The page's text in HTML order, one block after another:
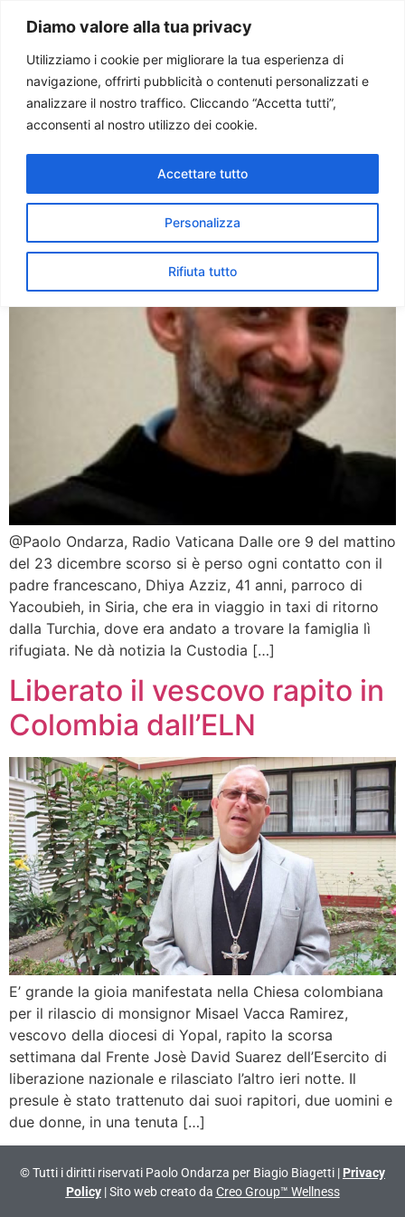
Diamo valore alla tua privacy
Utilizziamo i cookie per migliorare la tua esperienza di
navigazione, offrirti pubblicità o contenuti personalizzati e
analizzare il nostro traffico. Cliccando “Accetta tutti”,
acconsenti al nostro utilizzo dei cookie.
Personalizza
Rifiuta tutto
Accettare tutto
Paolo Ondarza
Tag:SEQUESTRO
Siria. Scomparso p. Dhya
Azziz. Non escluso il
@Paolo Ondarza, Radio Vaticana Dalle ore 9 del mattino
del 23 dicembre scorso si è perso ogni contatto con il
padre francescano, Dhiya Azziz, 41 anni, parroco di
Yacoubieh, in Siria, che era in viaggio in taxi di ritorno
dalla Turchia, dove era andato a trovare la famiglia lì
rifugiata. Ne dà notizia la Custodia […]
Liberato il vescovo rapito in
Colombia dall’ELN
E’ grande la gioia manifestata nella Chiesa colombiana
per il rilascio di monsignor Misael Vacca Ramirez,
vescovo della diocesi di Yopal, rapito la scorsa
settimana dal Frente Josè David Suarez dell’Esercito di
liberazione nazionale e rilasciato l’altro ieri notte. Il
presule è stato trattenuto dai suoi rapitori, due uomini e
due donne, in una tenuta […]
© Tutti i diritti riservati Paolo Ondarza per Biagio Biagetti | Privacy
Policy| Sito web creato da Creo Group™ Wellness